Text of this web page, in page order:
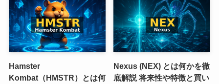
Hamster
Kombat（HMSTR）とは何
Nexus (NEX) とは何かを徹
底解説 将来性や特徴と買い